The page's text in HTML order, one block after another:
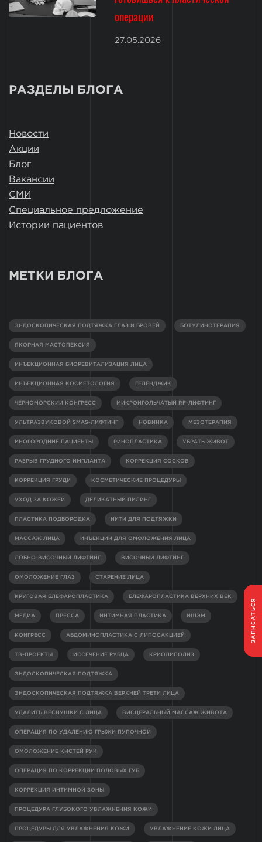
ЗАПИСАТЬСЯ
операции
27.05.2026
РАЗДЕЛЫ БЛОГА
Новости
Акции
Блог
Вакансии
СМИ
Специальное предложение
Истории пациентов
МЕТКИ БЛОГА
ЭНДОСКОПИЧЕСКАЯ ПОДТЯЖКА ГЛАЗ И БРОВЕЙ БОТУЛИНОТЕРАПИЯ
ЯКОРНАЯ МАСТОПЕКСИЯ
ИНЪЕКЦИОННАЯ БИОРЕВИТАЛИЗАЦИЯ ЛИЦА
ИНЪЕКЦИОННАЯ КОСМЕТОЛОГИЯ ГЕЛЕНДЖИК
ЧЕРНОМОРСКИЙ КОНГРЕСС МИКРОИГОЛЬЧАТЫЙ RF-ЛИФТИНГ
УЛЬТРАЗВУКОВОЙ SMAS-ЛИФТИНГ НОВИНКА МЕЗОТЕРАПИЯ
ИНОГОРОДНИЕ ПАЦИЕНТЫ РИНОПЛАСТИКА УБРАТЬ ЖИВОТ
РАЗРЫВ ГРУДНОГО ИМПЛАНТА КОРРЕКЦИЯ СОСКОВ
КОРРЕКЦИЯ ГРУДИ КОСМЕТИЧЕСКИЕ ПРОЦЕДУРЫ
УХОД ЗА КОЖЕЙ ДЕЛИКАТНЫЙ ПИЛИНГ
ПЛАСТИКА ПОДБОРОДКА НИТИ ДЛЯ ПОДТЯЖКИ
МАССАЖ ЛИЦА ИНЪЕКЦИИ ДЛЯ ОМОЛОЖЕНИЯ ЛИЦА
ЛОБНО-ВИСОЧНЫЙ ЛИФТИНГ ВИСОЧНЫЙ ЛИФТИНГ
ОМОЛОЖЕНИЕ ГЛАЗ СТАРЕНИЕ ЛИЦА
КРУГОВАЯ БЛЕФАРОПЛАСТИКА БЛЕФАРОПЛАСТИКА ВЕРХНИХ ВЕК
МЕДИА ПРЕССА ИНТИМНАЯ ПЛАСТИКА ИШЭМ
КОНГРЕСС АБДОМИНОПЛАСТИКА С ЛИПОСАКЦИЕЙ
ТВ-ПРОЕКТЫ ИССЕЧЕНИЕ РУБЦА КРИОЛИПОЛИЗ
ЭНДОСКОПИЧЕСКАЯ ПОДТЯЖКА
ЭНДОСКОПИЧЕСКАЯ ПОДТЯЖКА ВЕРХНЕЙ ТРЕТИ ЛИЦА
УДАЛИТЬ ВЕСНУШКИ С ЛИЦА ВИСЦЕРАЛЬНЫЙ МАССАЖ ЖИВОТА
ОПЕРАЦИЯ ПО УДАЛЕНИЮ ГРЫЖИ ПУПОЧНОЙ
ОМОЛОЖЕНИЕ КИСТЕЙ РУК
ОПЕРАЦИЯ ПО КОРРЕКЦИИ ПОЛОВЫХ ГУБ
КОРРЕКЦИЯ ИНТИМНОЙ ЗОНЫ
ПРОЦЕДУРА ГЛУБОКОГО УВЛАЖНЕНИЯ КОЖИ
ПРОЦЕДУРЫ ДЛЯ УВЛАЖНЕНИЯ КОЖИ УВЛАЖНЕНИЕ КОЖИ ЛИЦА